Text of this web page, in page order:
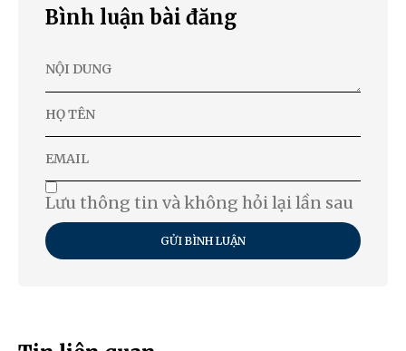
Bình luận bài đăng
Lưu thông tin và không hỏi lại lần sau
GỬI BÌNH LUẬN